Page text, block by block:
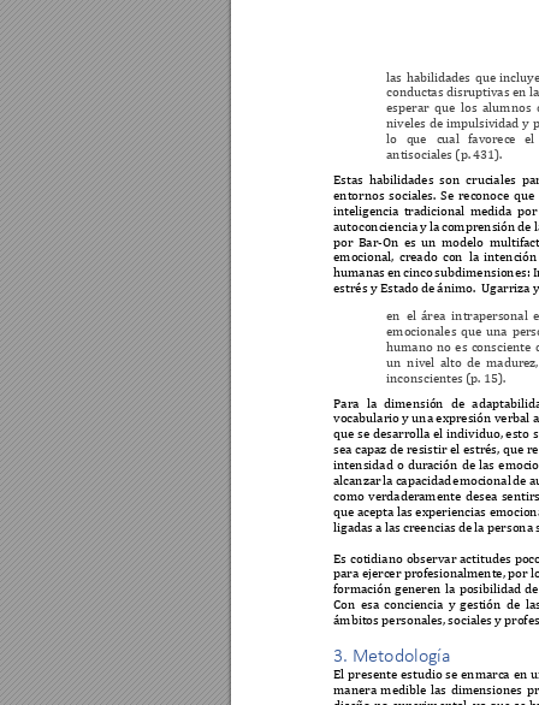
las habilidades que
conductas disruptivas en
esperar que los alumnos
niveles de impulsividad y
lo
que cual favorece
el
antisociales (p. 431).
Estas habilidades son cruciales
entornos sociales. Se reconoce que
inteligencia tradicional medida
autoconciencia y la comprensión de
por Bar-On es un modelo
emocional, creado con la
humanas en cinco subdimensiones:
estrés y Estado de ánimo.  Ugarriza
en el área intrapersonal
emocionales que una
humano no es consciente
un nivel alto de
inconscientes (p. 15).
Para la dimensión de
vocabulario y una expresión verbal
que se desarrolla el individuo, esto
sea capaz de resistir el estrés, que
intensidad o duración de las
alcanzar la capacidad emocional de
como verdaderamente desea
que acepta las experiencias
ligadas a las creencias de la persona
Es cotidiano observar actitudes
para ejercer profesionalmente, por
formación generen la posibilidad
Con esa conciencia y gestión de
ámbitos personales, sociales y p
3. Metodología
El presente estudio se enmarca en
manera medible las dimensiones